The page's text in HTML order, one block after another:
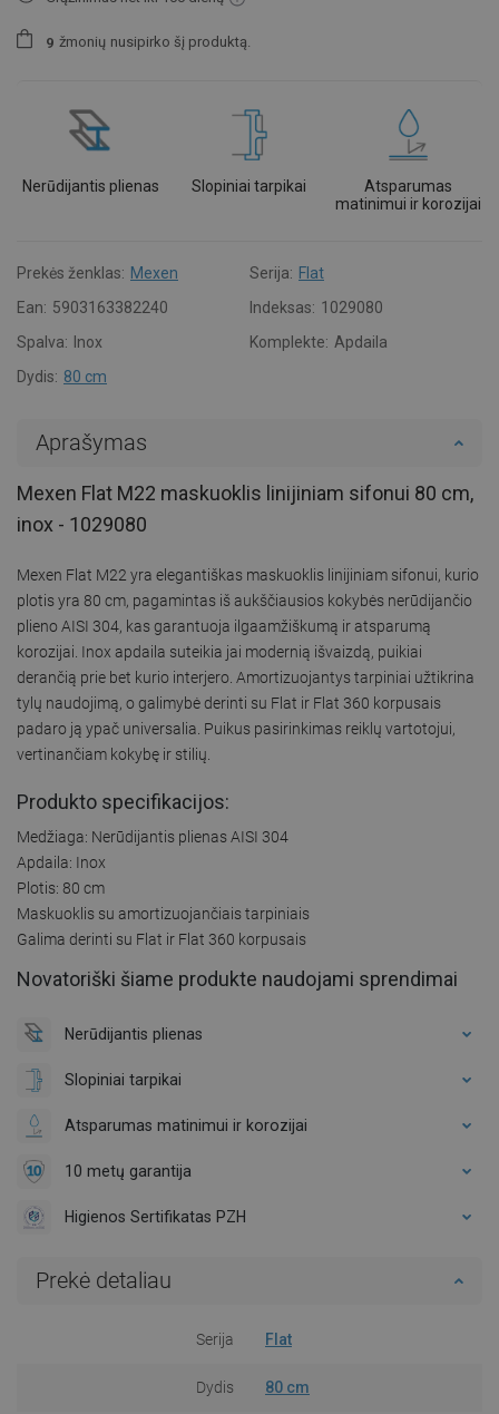
9 žmonių nusipirko šį produktą.
Nerūdijantis plienas Slopiniai tarpikai
Atsparumas
matinimui ir korozijai
Prekės ženklas: Mexen Serija: Flat
Ean: 5903163382240 Indeksas: 1029080
Spalva:
Inox Komplekte: Apdaila
Dydis: 80 cm
Aprašymas
Mexen Flat M22 maskuoklis linijiniam sifonui 80 cm,
inox - 1029080
Mexen Flat M22 yra elegantiškas maskuoklis linijiniam sifonui, kurio
plotis yra 80 cm, pagamintas iš aukščiausios kokybės nerūdijančio
plieno AISI 304, kas garantuoja ilgaamžiškumą ir atsparumą
korozijai. Inox apdaila suteikia jai modernią išvaizdą, puikiai
derančią prie bet kurio interjero. Amortizuojantys tarpiniai užtikrina
tylų naudojimą, o galimybė derinti su Flat ir Flat 360 korpusais
padaro ją ypač universalia. Puikus pasirinkimas reiklų vartotojui,
vertinančiam kokybę ir stilių.
Produkto specifikacijos:
Medžiaga: Nerūdijantis plienas AISI 304
Apdaila: Inox
Plotis: 80 cm
Maskuoklis su amortizuojančiais tarpiniais
Galima derinti su Flat ir Flat 360 korpusais
Novatoriški šiame produkte naudojami sprendimai
Nerūdijantis plienas
Slopiniai tarpikai
Atsparumas matinimui ir korozijai
10 metų garantija
Higienos Sertifikatas PZH
Prekė detaliau
Serija Flat
Dydis 80 cm